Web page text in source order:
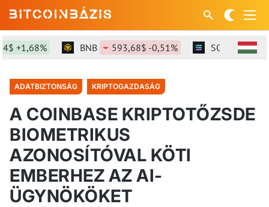
BNB 593,68$ -0,51% SOL 73,14$ -
ADATBIZTONSÁG KRIPTOGAZDASÁG
A COINBASE KRIPTOTŐZSDE
BIOMETRIKUS
AZONOSÍTÓVAL KÖTI
EMBERHEZ AZ AI-
ÜGYNÖKÖKET